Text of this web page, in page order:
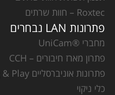
Roxtec – חוות שרתים
פתרונות LAN נבחרים
מחברי ®UniCam
פתרון מארז חיבורים – CCH
פתרונות אוניברסליים Plug & Play
כלי ניקוי